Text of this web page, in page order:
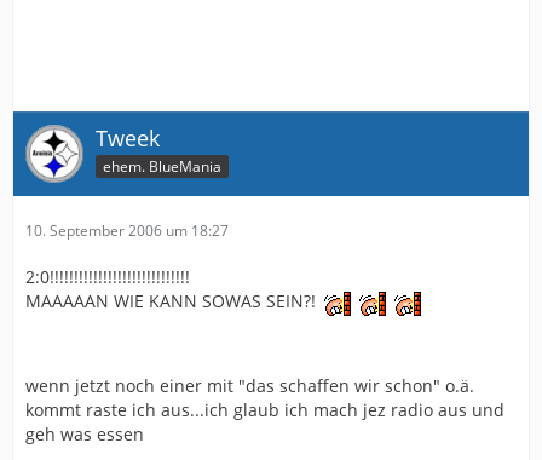
Tweek
ehem. BlueMania
10. September 2006 um 18:27
2:0!!!!!!!!!!!!!!!!!!!!!!!!!!!!!
MAAAAAN WIE KANN SOWAS SEIN?!
wenn jetzt noch einer mit "das schaffen wir schon" o.ä.
kommt raste ich aus...ich glaub ich mach jez radio aus und
geh was essen